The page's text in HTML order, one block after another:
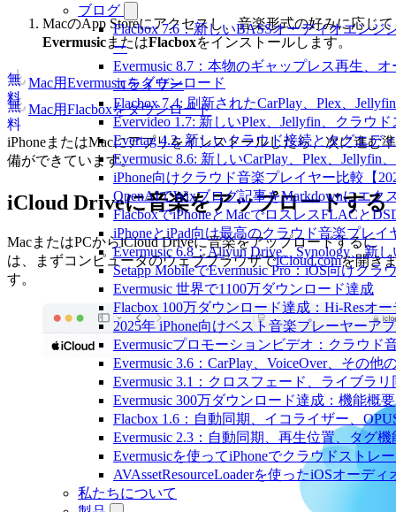
ブログ
Flacbox 7.6：新しいBASSオーディオエン
ー
Evermusic 8.7：本物のギャップレス再生、
コライザー
Flacbox 7.4: 刷新されたCarPlay、Plex、
Evervideo 1.7: 新しいPlex、Jellyfin、クラウ
Evertag 4.2: 新しいクラウド接続とタグエデ
Evermusic 8.6: 新しいCarPlay、Plex、Jellyfin
iPhone向けクラウド音楽プレイヤー比較【
OpenAIでWixブログ記事をMarkdownにエク
FlacboxでiPhoneとMacでロスレスFLACと
iPhoneとiPad向け最高のクラウド音楽プレイ
Evermusic 6.8：Aliyun Drive、Synology、新
Setapp MobileでEvermusic Pro：iOS向けクラ
Evermusic 世界で1100万ダウンロード達成
Flacbox 100万ダウンロード達成：Hi-Resオ
2025年 iPhone向けベスト音楽プレーヤーア
Evermusicプロモーションビデオ：クラウド
Evermusic 3.6：CarPlay、VoiceOver、その他
Evermusic 3.1：クロスフェード、ライブラ
Evermusic 300万ダウンロード達成：機能概要
Flacbox 1.6：自動同期、イコライザー、
Evermusic 2.3：自動同期、再生位置、タグ機
Evermusicを使ってiPhoneでクラウドストレ
AVAssetResourceLoaderを使ったiOSオーデ
私たちについて
MacのApp Storeにアクセスし、音楽形式の好みに応じて
EvermusicまたはFlacboxをインストールします。
Mac用Evermusicをダウンロード
無
料
Mac用Flacboxをダウンロード
無
料
iPhoneまたはMacにアプリをインストールしたら、次に進む準
備ができています。
iCloud Driveに音楽をアップロードする
MacまたはPCからiCloud Driveに音楽をアップロードするに
は、まずコンピュータのウェブブラウザでiCloud.comを開き
す。